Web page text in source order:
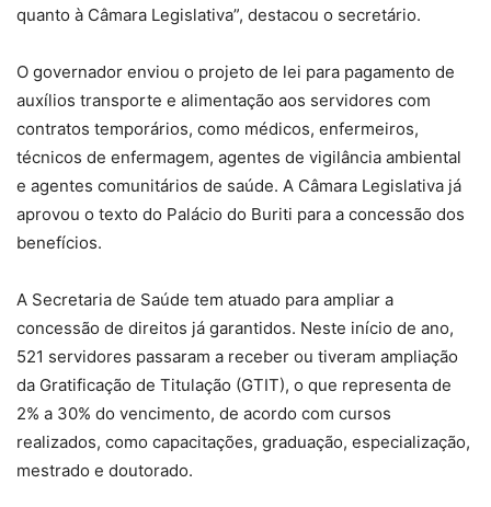
quanto à Câmara Legislativa”, destacou o secretário.
O governador enviou o projeto de lei para pagamento de
auxílios transporte e alimentação aos servidores com
contratos temporários, como médicos, enfermeiros,
técnicos de enfermagem, agentes de vigilância ambiental
e agentes comunitários de saúde. A Câmara Legislativa já
aprovou o texto do Palácio do Buriti para a concessão dos
benefícios.
A Secretaria de Saúde tem atuado para ampliar a
concessão de direitos já garantidos. Neste início de ano,
521 servidores passaram a receber ou tiveram ampliação
da Gratificação de Titulação (GTIT), o que representa de
2% a 30% do vencimento, de acordo com cursos
realizados, como capacitações, graduação, especialização,
mestrado e doutorado.